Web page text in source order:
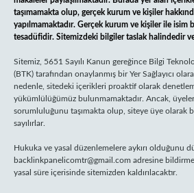
taşımamakta olup, gerçek kurum ve kişiler
yapılmamaktadır. Gerçek kurum ve kişiler ile isim
tesadüfidir. Sitemizdeki bilgiler taslak halindedir
Sitemiz, 5651 Sayılı Kanun gereğince Bilgi
(BTK) tarafından onaylanmış bir Yer Sağlayıcı
nedenle, sitedeki içerikleri proaktif olarak
yükümlülüğümüz bulunmamaktadır. Ancak,
sorumluluğunu taşımakta olup, siteye üye olarak
sayılırlar.
Hukuka ve yasal düzenlemelere aykırı olduğunu
backlinkpanelicomtr@gmail.com adresine
yasal süre içerisinde sitemizden kaldırılacaktır.